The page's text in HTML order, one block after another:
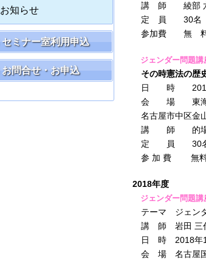
講 師 綾部 六郎
定 員 30名 （
参加費 無
ジェンダー問題講
その時憲法の歴
日 時 2019年
会 場 東海ジ
名古屋市中区金
講 師 的場 か
定 員 30
参 加 費 無
2018年度
ジェンダー問題講
テーマ ジェンダ
講 師 岩田 三代
日 時 2018年11
会 場 名古屋国
お知らせ
セミナー室利用申込
お問合せ・お申込